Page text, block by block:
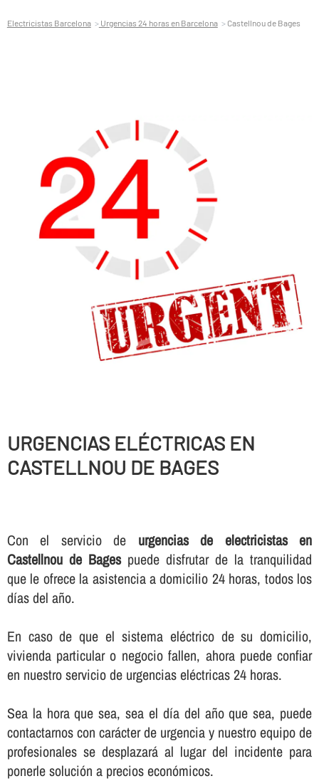
Electricistas Barcelona Urgencias 24 horas en Barcelona Castellnou de Bages
URGENCIAS ELÉCTRICAS EN
CASTELLNOU DE BAGES
Con el servicio de urgencias de electricistas en
Castellnou de Bagespuede disfrutar de la tranquilidad
que le ofrece la asistencia a domicilio 24 horas, todos los
dí­as del año.
En caso de que el sistema eléctrico de su domicilio,
vivienda particular o negocio fallen, ahora puede confiar
en nuestro servicio de urgencias eléctricas 24 horas.
Sea la hora que sea, sea el dí­a del año que sea, puede
contactarnos con carácter de urgencia y nuestro equipo de
profesionales se desplazará al lugar del incidente para
ponerle solución a precios económicos.